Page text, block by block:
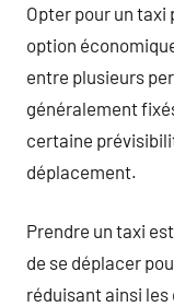
Opter pour un taxi
option
entre plusieurs
généralement
certaine
déplacement.
Prendre un taxi
de se déplacer
réduisant ainsi les